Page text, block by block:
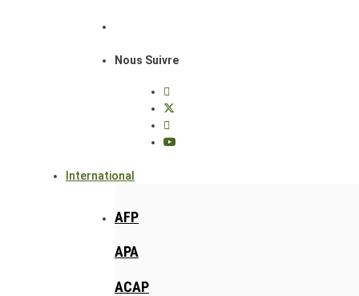
Nous Suivre
International
AFP
APA
ACAP